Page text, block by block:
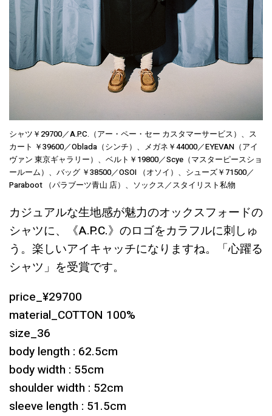
シャツ￥29700／A.P.C.（アー・ペー・セー カスタマーサービス）、ス
カート ￥39600／Oblada（シンチ）、メガネ￥44000／EYEVAN（アイ
ヴァン 東京ギャラリー）、ベルト￥19800／Scye（マスターピースショ
ールーム）、バッグ ￥38500／OSOI （オソイ）、シューズ￥71500／
Paraboot （パラブーツ青山 店）、ソックス／スタイリスト私物
カジュアルな生地感が魅力のオックスフォードの
シャツに、《A.P.C.》のロゴをカラフルに刺しゅ
う。楽しいアイキャッチになりますね。「心躍る
シャツ」を受賞です。
price_¥29700
material_COTTON 100%
size_36
body length : 62.5cm
body width : 55cm
shoulder width : 52cm
sleeve length : 51.5cm